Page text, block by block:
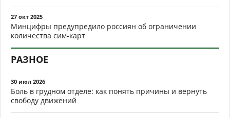
27 окт 2025
Минцифры предупредило россиян об ограничении
количества сим-карт
РАЗНОЕ
30 июл 2026
Боль в грудном отделе: как понять причины и вернуть
свободу движений